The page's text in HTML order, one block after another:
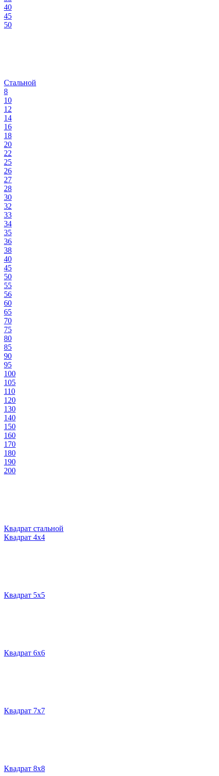
40
45
50
Стальной
8
10
12
14
16
18
20
22
25
26
27
28
30
32
33
34
35
36
38
40
45
50
55
56
60
65
70
75
80
85
90
95
100
105
110
120
130
140
150
160
170
180
190
200
Квадрат стальной
Квадрат 4х4
Квадрат 5х5
Квадрат 6х6
Квадрат 7х7
Квадрат 8х8